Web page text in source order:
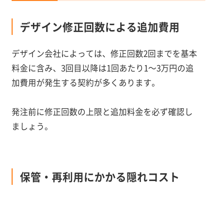
デザイン修正回数による追加費用
デザイン会社によっては、修正回数2回までを基本
料金に含み、3回目以降は1回あたり1〜3万円の追
加費用が発生する契約が多くあります。
発注前に修正回数の上限と追加料金を必ず確認し
ましょう。
保管・再利用にかかる隠れコスト